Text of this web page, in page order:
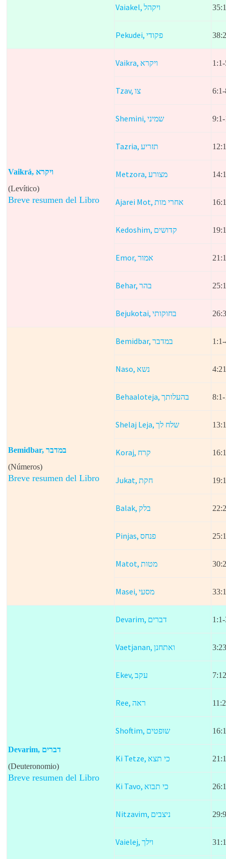
Vaiakel, ויקהל
Pekudei, פקודי
Vaikrá, ויקרא
(Levítico)
Breve resumen del Libro
Vaikra, ויקרא
Tzav, צו
Shemini, שמיני
Tazria, תזריע
Metzora, מצורע
Ajarei Mot, אחרי מות
Kedoshim, קדושים
Emor, אמור
Behar, בהר
Bejukotai, בחוקותי
Bemidbar, במדבר
(Números)
Breve resumen del Libro
Bemidbar, במדבר
Naso, נשא
Behaaloteja, בהעלותך
Shelaj Leja, שלח לך
Koraj, קרח
Jukat, חקת
Balak, בלק
Pinjas, פנחס
Matot, מטות
Masei, מסעי
Devarim, דברים
(Deuteronomio)
Breve resumen del Libro
Devarim, דברים
Vaetjanan, ואתחנן
Ekev, עקב
Ree, ראה
Shoftim, שופטים
Ki Tetze, כי תצא
Ki Tavo, כי תבוא
Nitzavim, ניצבים
Vaielej, וילך